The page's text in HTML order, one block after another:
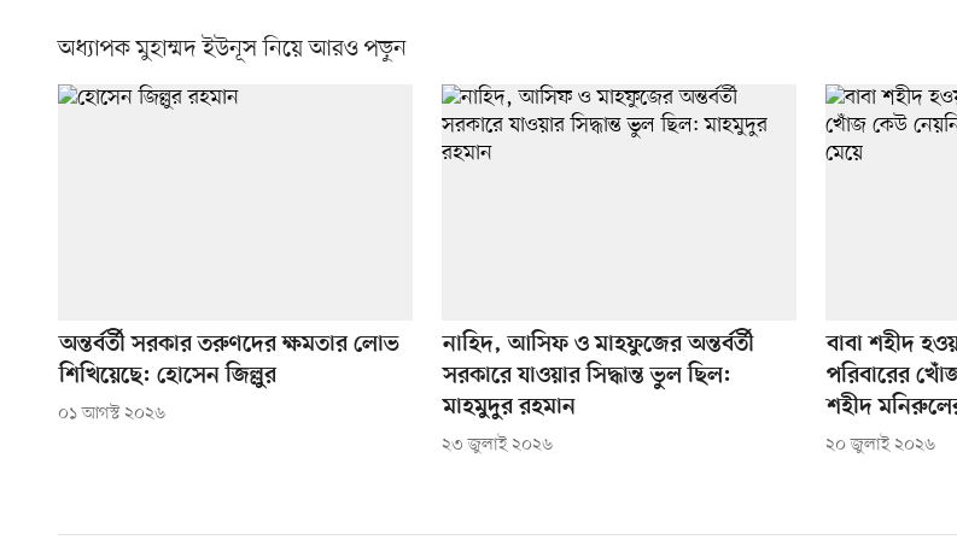
অধ্যাপক মুহাম্মদ ইউনূস নিয়ে আরও পড়ুন
অন্তর্বর্তী সরকার তরুণদের ক্ষমতার লোভ
শিখিয়েছে: হোসেন জিল্লুর
০১ আগস্ট ২০২৬
নাহিদ, আসিফ ও মাহফুজের অন্তর্বর্তী
সরকারে যাওয়ার সিদ্ধান্ত ভুল ছিল:
মাহমুদুর রহমান
২৩ জুলাই ২০২৬
বাবা শহীদ
পরিবারের
শহীদ
২০ জুলাই ২০২৬